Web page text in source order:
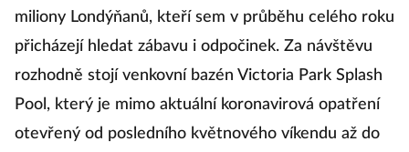
miliony Londýňanů, kteří sem v průběhu celého roku
přicházejí hledat zábavu i odpočinek. Za návštěvu
rozhodně stojí venkovní bazén Victoria Park Splash
Pool, který je mimo aktuální koronavirová opatření
otevřený od posledního květnového víkendu až do